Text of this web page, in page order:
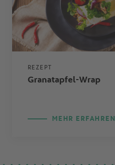
REZEPT
Granatapfel-Wrap
MEHR ERFAHREN